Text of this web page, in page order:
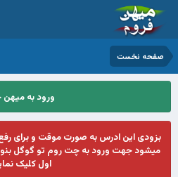
صفحه نخست
ورود به
بزودی این ادرس به صورت موقت و برای
میشود جهت ورود به چت روم تو گوگل
اول کلیک